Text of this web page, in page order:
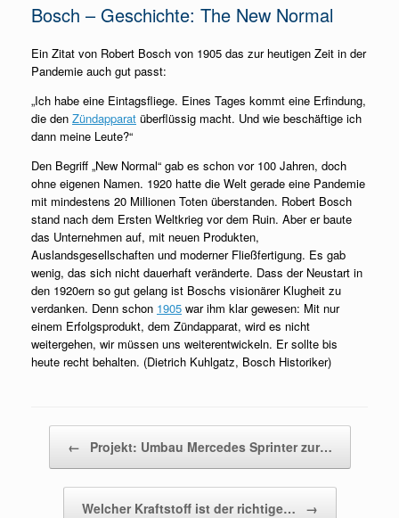
Bosch – Geschichte: The New Normal
Ein Zitat von Robert Bosch von 1905 das zur heutigen Zeit in der
Pandemie auch gut passt:
„Ich habe eine Eintagsfliege. Eines Tages kommt eine Erfindung,
die den Zündapparat überflüssig macht. Und wie beschäftige ich
dann meine Leute?“
Den Begriff „New Normal“ gab es schon vor 100 Jahren, doch
ohne eigenen Namen. 1920 hatte die Welt gerade eine Pandemie
mit mindestens 20 Millionen Toten überstanden. Robert Bosch
stand nach dem Ersten Weltkrieg vor dem Ruin. Aber er baute
das Unternehmen auf, mit neuen Produkten,
Auslandsgesellschaften und moderner Fließfertigung. Es gab
wenig, das sich nicht dauerhaft veränderte. Dass der Neustart in
den 1920ern so gut gelang ist Boschs visionärer Klugheit zu
verdanken. Denn schon 1905 war ihm klar gewesen: Mit nur
einem Erfolgsprodukt, dem Zündapparat, wird es nicht
weitergehen, wir müssen uns weiterentwickeln. Er sollte bis
heute recht behalten. (Dietrich Kuhlgatz, Bosch Historiker)
← Projekt: Umbau Mercedes Sprinter zur…
Welcher Kraftstoff ist der richtige… →